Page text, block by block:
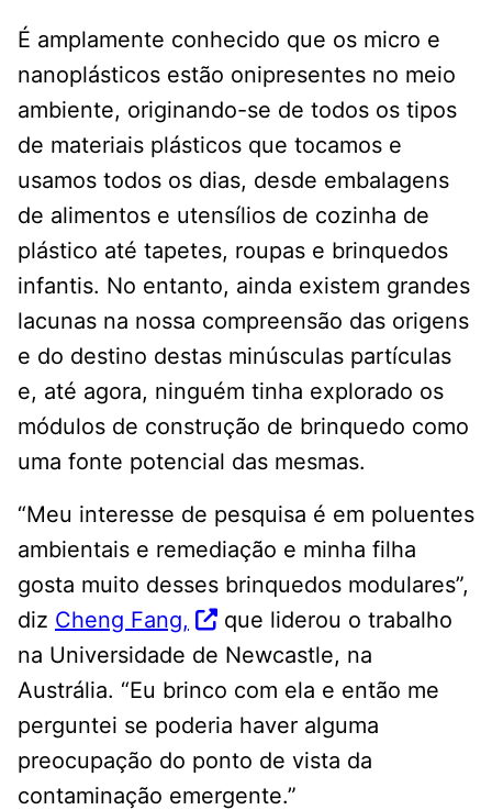
É amplamente conhecido que os micro e
nanoplásticos estão onipresentes no meio
ambiente, originando-se de todos os tipos
de materiais plásticos que tocamos e
usamos todos os dias, desde embalagens
de alimentos e utensílios de cozinha de
plástico até tapetes, roupas e brinquedos
infantis. No entanto, ainda existem grandes
lacunas na nossa compreensão das origens
e do destino destas minúsculas partículas
e, até agora, ninguém tinha explorado os
módulos de construção de brinquedo como
uma fonte potencial das mesmas.
“Meu interesse de pesquisa é em poluentes
ambientais e remediação e minha filha
gosta muito desses brinquedos modulares”,
diz Cheng Fang,
que liderou o trabalho
na Universidade de Newcastle, na
Austrália. “Eu brinco com ela e então me
perguntei se poderia haver alguma
preocupação do ponto de vista da
contaminação emergente.”